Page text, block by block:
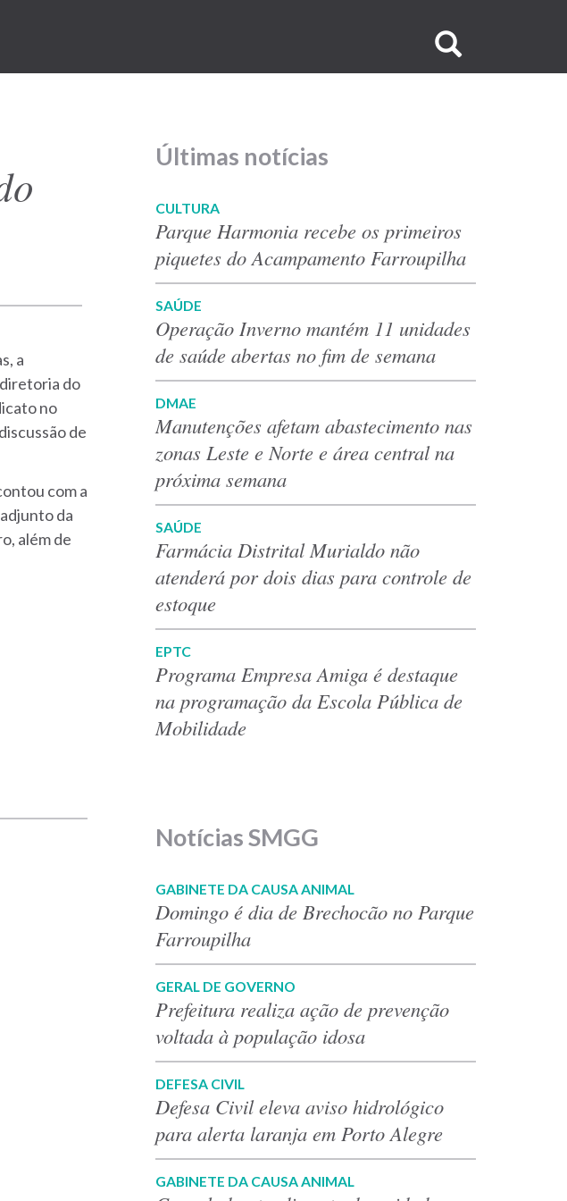
no
a
do
no
de
com a
da
além de
Últimas notícias
CULTURA
Parque Harmonia recebe os primeiros
piquetes do Acampamento Farroupilha
SAÚDE
Operação Inverno mantém 11 unidades
de saúde abertas no fim de semana
DMAE
Manutenções afetam abastecimento nas
zonas Leste e Norte e área central na
próxima semana
SAÚDE
Farmácia Distrital Murialdo não
atenderá por dois dias para controle de
estoque
EPTC
Programa Empresa Amiga é destaque
na programação da Escola Pública de
Mobilidade
Notícias SMGG
GABINETE DA CAUSA ANIMAL
Domingo é dia de Brechocão no Parque
Farroupilha
GERAL DE GOVERNO
Prefeitura realiza ação de prevenção
voltada à população idosa
DEFESA CIVIL
Defesa Civil eleva aviso hidrológico
para alerta laranja em Porto Alegre
GABINETE DA CAUSA ANIMAL